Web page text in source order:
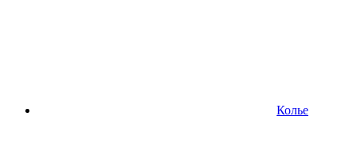
Колье